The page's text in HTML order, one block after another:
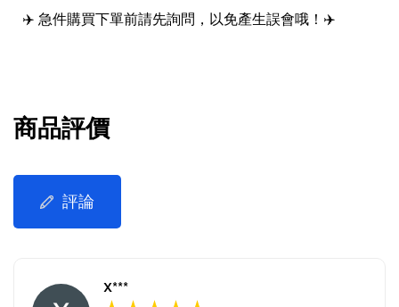
✈️ 急件購買下單前請先詢問，以免產生誤會哦！✈️
商品評價
評論
X***